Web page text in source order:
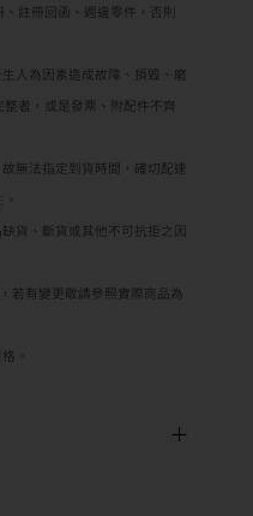
註冊回函、週邊零件，否則
人為因素造成故障、損毀、磨
者，或是發票、附配件不齊
無法指定到貨時間，確切配達
貨、斷貨或其他不可抗拒之因
若有變更敬請參照實際商品為
。